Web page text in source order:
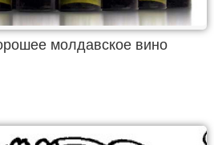
молдавское вино